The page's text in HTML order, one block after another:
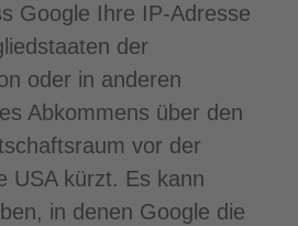
Google Ihre IP-Adresse
der
oder in anderen
Abkommens über den
vor der
USA kürzt. Es kann
in denen Google die